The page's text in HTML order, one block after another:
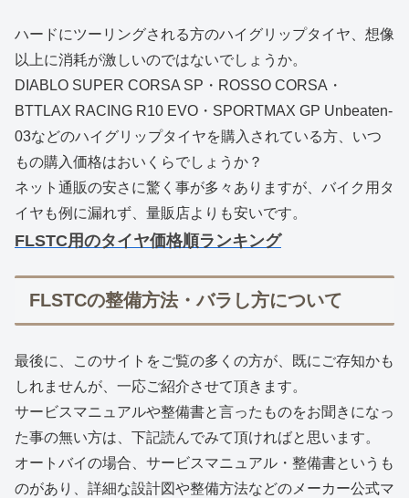
ハードにツーリングされる方のハイグリップタイヤ、想像
以上に消耗が激しいのではないでしょうか。
DIABLO SUPER CORSA SP・ROSSO CORSA・
BTTLAX RACING R10 EVO・SPORTMAX GP Unbeaten-
03などのハイグリップタイヤを購入されている方、いつ
もの購入価格はおいくらでしょうか？
ネット通販の安さに驚く事が多々ありますが、バイク用タ
イヤも例に漏れず、量販店よりも安いです。
FLSTC用のタイヤ価格順ランキング
FLSTCの整備方法・バラし方について
最後に、このサイトをご覧の多くの方が、既にご存知かも
しれませんが、一応ご紹介させて頂きます。
サービスマニュアルや整備書と言ったものをお聞きになっ
た事の無い方は、下記読んでみて頂ければと思います。
オートバイの場合、サービスマニュアル・整備書というも
のがあり、詳細な設計図や整備方法などのメーカー公式マ